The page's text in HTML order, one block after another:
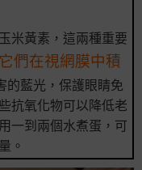
米黃素，這兩種重要
它們在視網膜中積
的藍光，保護眼睛免
抗氧化物可以降低老
一到兩個水煮蛋，可
。